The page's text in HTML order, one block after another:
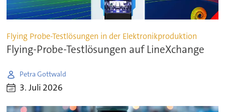
Flying Probe-Testlösungen in der Elektronikproduktion
Flying-Probe-Testlösungen auf LineXchange
Petra Gottwald
3. Juli 2026